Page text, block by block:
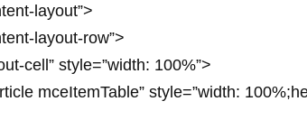
layout”>
layout-row”>
cell” style=”width: 100%”>
mceItemTable” style=”width: